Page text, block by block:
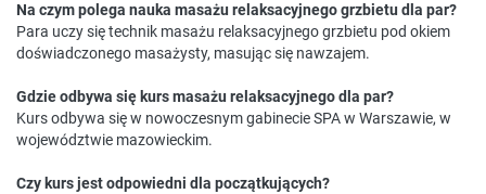
Na czym polega nauka masażu relaksacyjnego grzbietu dla par?
Para uczy się technik masażu relaksacyjnego grzbietu pod okiem
doświadczonego masażysty, masując się nawzajem.
Gdzie odbywa się kurs masażu relaksacyjnego dla par?
Kurs odbywa się w nowoczesnym gabinecie SPA w Warszawie, w
województwie mazowieckim.
Czy kurs jest odpowiedni dla początkujących?